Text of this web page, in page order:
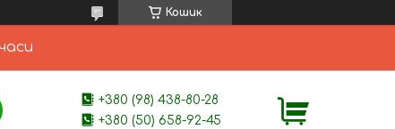
Кошик
+380 (98) 438-80-28
+380 (50) 658-92-45